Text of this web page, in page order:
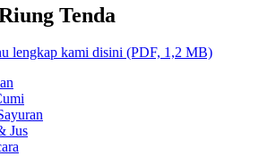
Tenda
lengkap kami disini (PDF, 1,2 MB)
Jus